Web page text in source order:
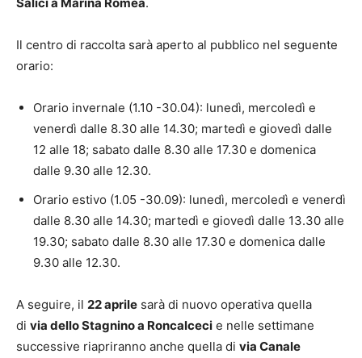
Il centro di raccolta sarà aperto al pubblico nel seguente
orario:
Orario invernale (1.10 -30.04): lunedì, mercoledì e
venerdì dalle 8.30 alle 14.30; martedì e giovedì dalle
12 alle 18; sabato dalle 8.30 alle 17.30 e domenica
dalle 9.30 alle 12.30.
Orario estivo (1.05 -30.09): lunedì, mercoledì e venerdì
dalle 8.30 alle 14.30; martedì e giovedì dalle 13.30 alle
19.30; sabato dalle 8.30 alle 17.30 e domenica dalle
9.30 alle 12.30.
A seguire, il 22 aprile sarà di nuovo operativa quella
di via dello Stagnino a Roncalceci e nelle settimane
successive riapriranno anche quella di via Canale